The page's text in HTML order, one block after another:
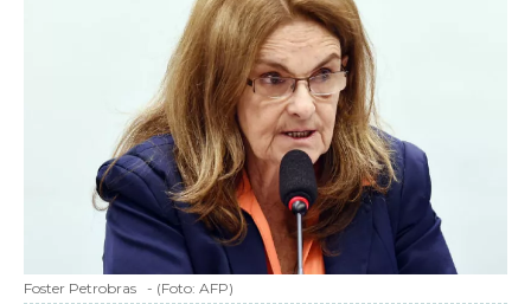
Foster Petrobras - (Foto: AFP)